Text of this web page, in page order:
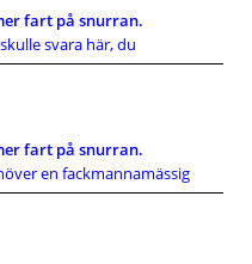
fart på snurran.
svara här, du
fart på snurran.
en fackmannamässig